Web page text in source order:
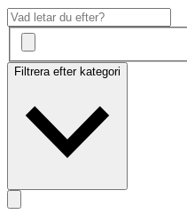
Filtrera efter kategori